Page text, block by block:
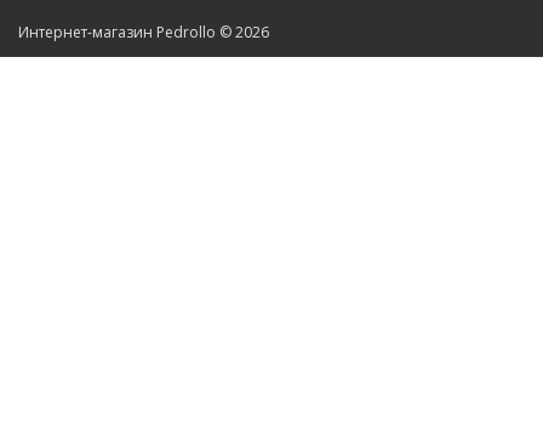
Интернет-магазин Pedrollo © 2026